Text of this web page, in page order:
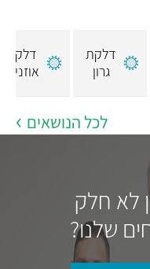
דלקת
גרון
דלקת
אוזניים
לכל הנושאים
לא חלק
שלנו?